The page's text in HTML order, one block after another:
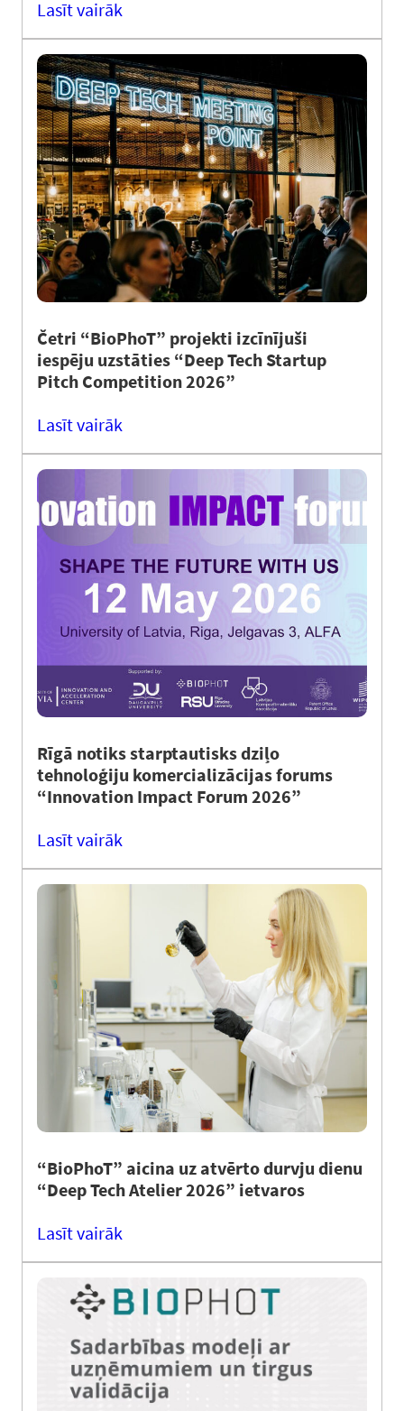
Lasīt vairāk
Četri “BioPhoT” projekti izcīnījuši
iespēju uzstāties “Deep Tech Startup
Pitch Competition 2026”
Lasīt vairāk
Rīgā notiks starptautisks dziļo
tehnoloģiju komercializācijas forums
“Innovation Impact Forum 2026”
Lasīt vairāk
“BioPhoT” aicina uz atvērto durvju dienu
“Deep Tech Atelier 2026” ietvaros
Lasīt vairāk